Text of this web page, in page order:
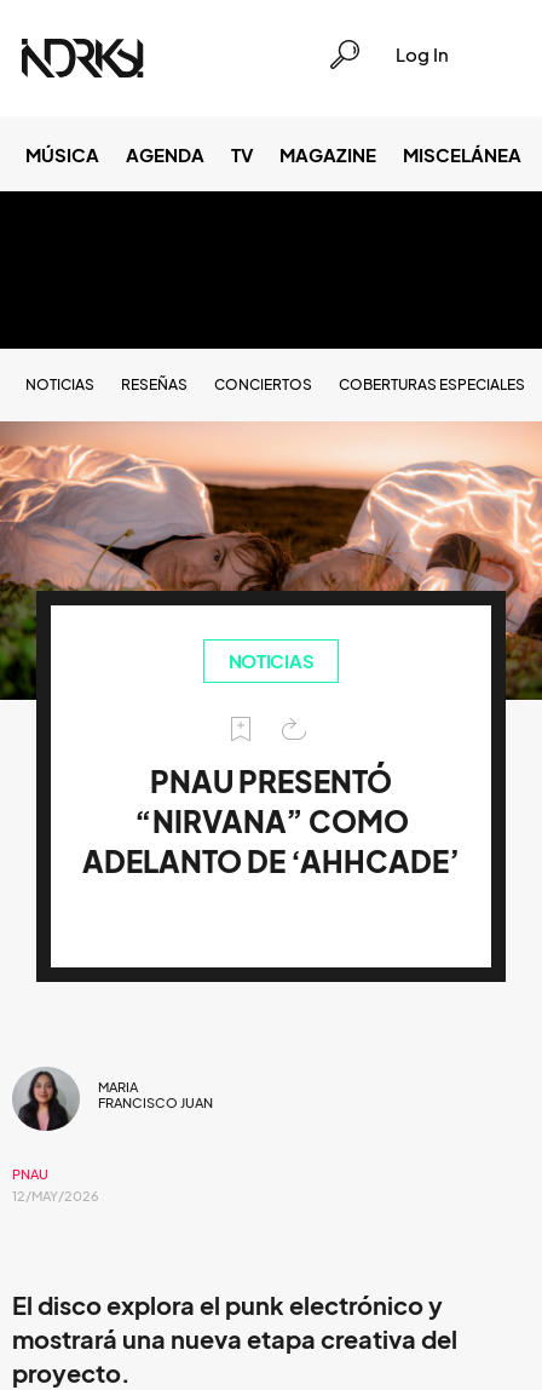
Log In
MÚSICA AGENDA TV MAGAZINE MISCELÁNEA
NOTICIAS RESEÑAS CONCIERTOS COBERTURAS ESPECIALES
NOTICIAS
PNAU PRESENTÓ
“NIRVANA” COMO
ADELANTO DE ‘AHHCADE’
MARIA
FRANCISCO JUAN
PNAU
12/MAY/2026
El disco explora el punk electrónico y
mostrará una nueva etapa creativa del
proyecto.